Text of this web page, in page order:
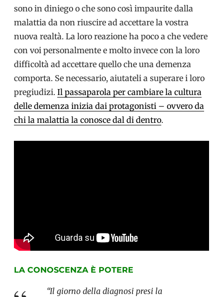
sono in diniego o che sono così impaurite dalla
malattia da non riuscire ad accettare la vostra
nuova realtà. La loro reazione ha poco a che vedere
con voi personalmente e molto invece con la loro
difficoltà ad accettare quello che una demenza
comporta. Se necessario, aiutateli a superare i loro
pregiudizi. Il passaparola per cambiare la cultura
delle demenza inizia dai protagonisti – ovvero da
chi la malattia la conosce dal di dentro.
LA CONOSCENZA È POTERE
“Il giorno della diagnosi presi la